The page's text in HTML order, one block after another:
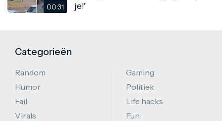
00:31
je!"
Categorieën
Random
Humor
Fail
Virals
Gaming
Politiek
Life hacks
Fun